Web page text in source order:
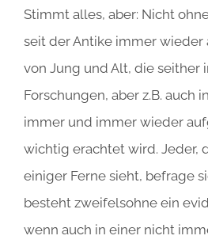
Stimmt alles, aber: Nicht
seit der Antike immer
von Jung und Alt, die seither
Forschungen, aber z.B. auch
immer und immer wieder
wichtig erachtet wird. Jeder,
einiger Ferne sieht, befrage
besteht zweifelsohne ein
wenn auch in einer nicht